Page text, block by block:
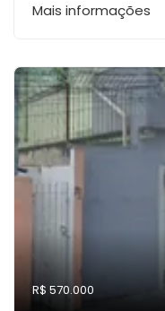
Mais informações
R$ 570.000